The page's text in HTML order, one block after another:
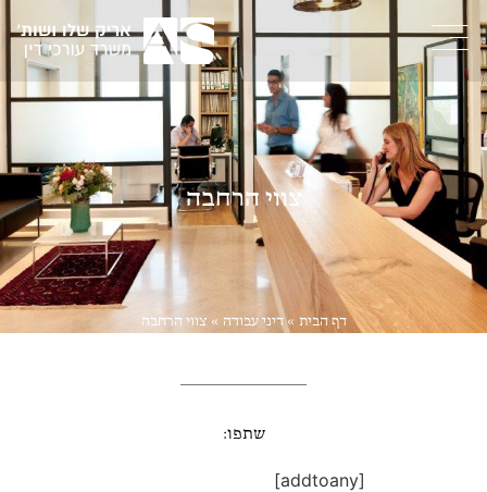
צווי הרחבה
דף הבית »דיני עבודה » צווי הרחבה
שתפו:
[addtoany]